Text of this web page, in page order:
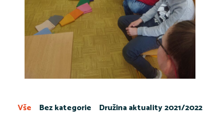
Bez kategorie
Družina aktuality 2021/2022
Vše